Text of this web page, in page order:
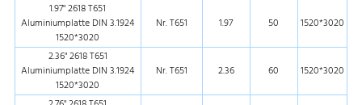
1.97" 2618 T651
Aluminiumplatte DIN 3.1924
1520*3020
Nr. T651 1.97 50 1520*3020
2.36" 2618 T651
Aluminiumplatte DIN 3.1924
1520*3020
Nr. T651 2.36 60 1520*3020